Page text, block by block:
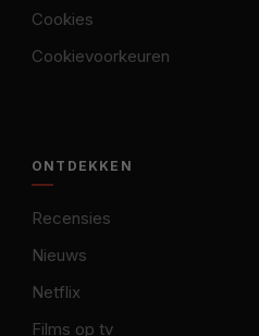
Cookies
Cookievoorkeuren
ONTDEKKEN
Recensies
Nieuws
Netflix
Films op tv